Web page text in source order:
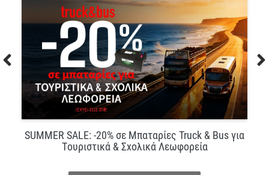
SUMMER SALE: -20% σε Μπαταρίες Truck & Bus για
Τουριστικά & Σχολικά Λεωφορεία